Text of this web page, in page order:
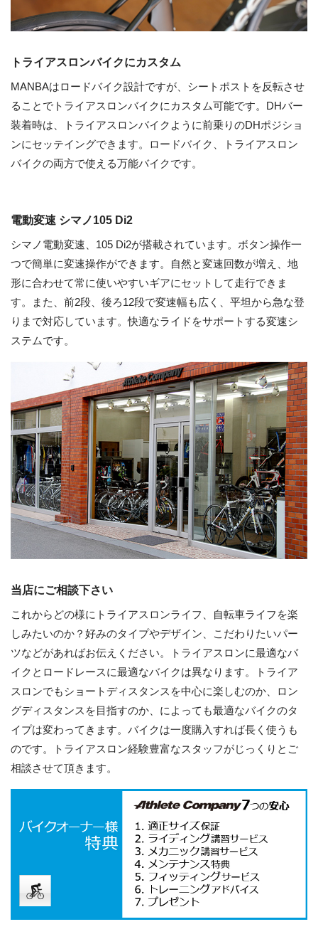
トライアスロンバイクにカスタム
MANBAはロードバイク設計ですが、シートポストを反転させ
ることでトライアスロンバイクにカスタム可能です。DHバー
装着時は、トライアスロンバイクように前乗りのDHポジショ
ンにセッテイングできます。ロードバイク、トライアスロン
バイクの両方で使える万能バイクです。
電動変速 シマノ105 Di2
シマノ電動変速、105 Di2が搭載されています。ボタン操作一
つで簡単に変速操作ができます。自然と変速回数が増え、地
形に合わせて常に使いやすいギアにセットして走行できま
す。また、前2段、後ろ12段で変速幅も広く、平坦から急な登
りまで対応しています。快適なライドをサポートする変速シ
ステムです。
当店にご相談下さい
これからどの様にトライアスロンライフ、自転車ライフを楽
しみたいのか？好みのタイプやデザイン、こだわりたいパー
ツなどがあればお伝えください。トライアスロンに最適なバ
イクとロードレースに最適なバイクは異なります。トライア
スロンでもショートディスタンスを中心に楽しむのか、ロン
グディスタンスを目指すのか、によっても最適なバイクのタ
イプは変わってきます。バイクは一度購入すれば長く使うも
のです。トライアスロン経験豊富なスタッフがじっくりとご
相談させて頂きます。